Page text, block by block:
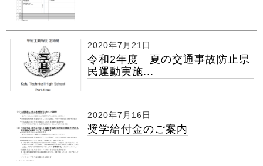
2020年7月21日
令和2年度 夏の交通事故防止県
民運動実施...
2020年7月16日
奨学給付金のご案内